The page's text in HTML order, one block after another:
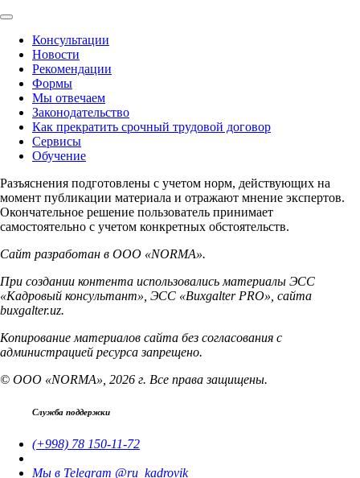
Консультации
Новости
Рекомендации
Формы
Мы отвечаем
Законодательство
Как прекратить срочный трудовой договор
Сервисы
Обучение
Разъяснения подготовлены с учетом норм, действующих на
момент публикации материала и отражают мнение экспертов.
Окончательное решение пользователь принимает
самостоятельно с учетом конкретных обстоятельств.
Сайт разработан в ООО «NORMA».
При создании контента использовались материалы ЭСС
«Кадровый консультант», ЭСС «Buxgalter PRO», сайта
buxgalter.uz.
Копирование материалов сайта без согласования с
администрацией ресурса запрещено.
© ООО «NORMA», 2026 г. Все права защищены.
Служба поддержки
(+998) 78 150-11-72
Мы в Telegram @ru_kadrovik